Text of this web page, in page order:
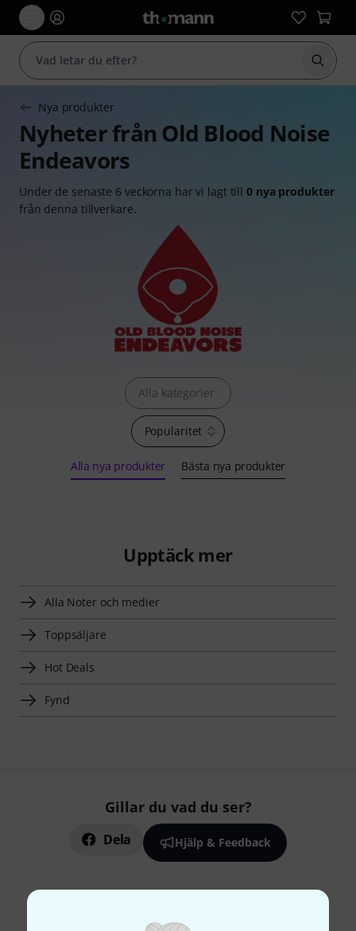
Börja
Nya produkter
Nyheter från Old Blood Noise
Endeavors
Under de senaste 6 veckorna har vi lagt till0 nya produkter
från denna tillverkare.
Popularitet
Alla kategorier
Alla nya produkter Bästa nya produkter
Upptäck mer
Alla Noter och medier
Toppsäljare
Hot Deals
Fynd
Gillar du vad du ser?
Dela Hjälp & Feedback